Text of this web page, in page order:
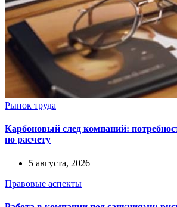
Рынок труда
Карбоновый след компаний:
по расчету
5 августа, 2026
Правовые аспекты